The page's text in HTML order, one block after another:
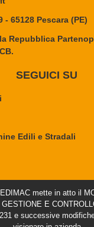
- 65128 Pescara (PE)
Repubblica
SEGUICI SU
Edili e Stradali
mette in atto il
E
e successive